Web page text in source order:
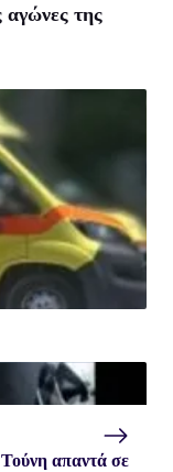
αγώνες της
απαντά σε